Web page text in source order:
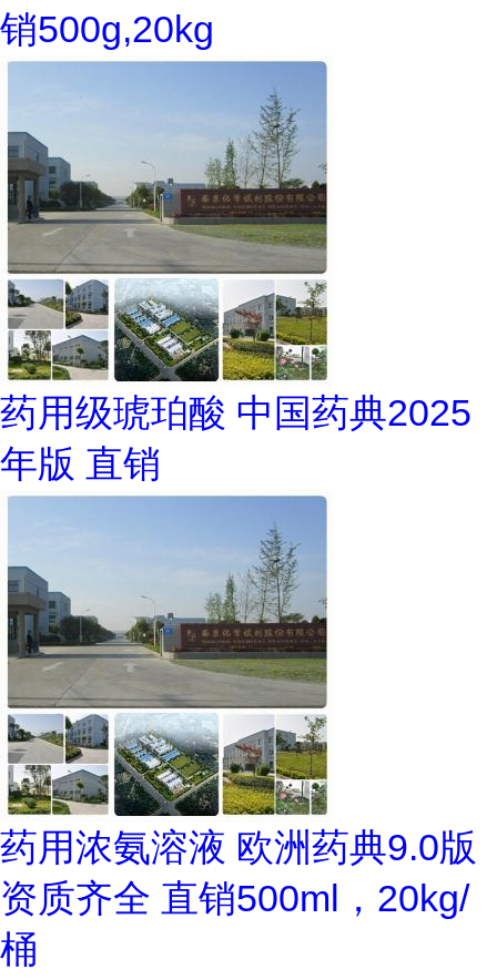
销500g,20kg
药用级琥珀酸 中国药典2025
年版 直销
药用浓氨溶液 欧洲药典9.0版
资质齐全 直销500ml，20kg/
桶